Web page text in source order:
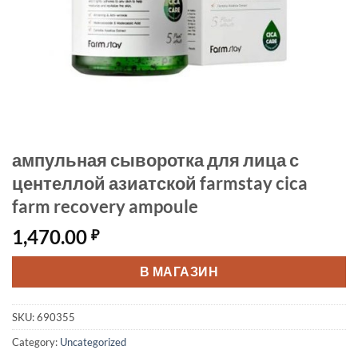
ампульная сыворотка для лица с
центеллой азиатской farmstay cica
farm recovery ampoule
1,470.00 ₽
В МАГАЗИН
SKU:690355
Category: Uncategorized